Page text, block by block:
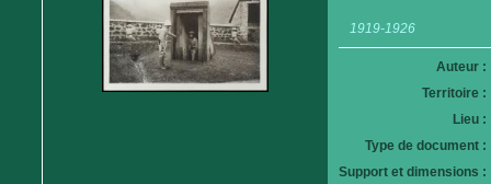
1919-1926
Auteur :
Territoire :
Lieu :
Type de document :
Support et dimensions :